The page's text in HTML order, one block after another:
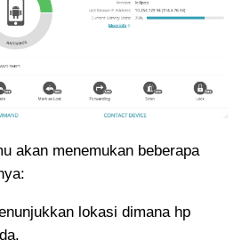
akan menemukan beberapa
lokasi dimana hp